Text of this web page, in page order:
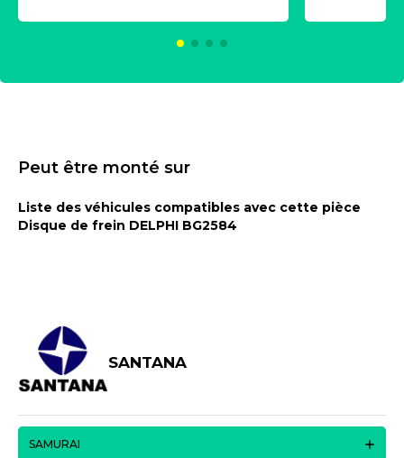
Peut être monté sur
Liste des véhicules compatibles avec cette pièce
Disque de frein DELPHI BG2584
SANTANA
SAMURAI